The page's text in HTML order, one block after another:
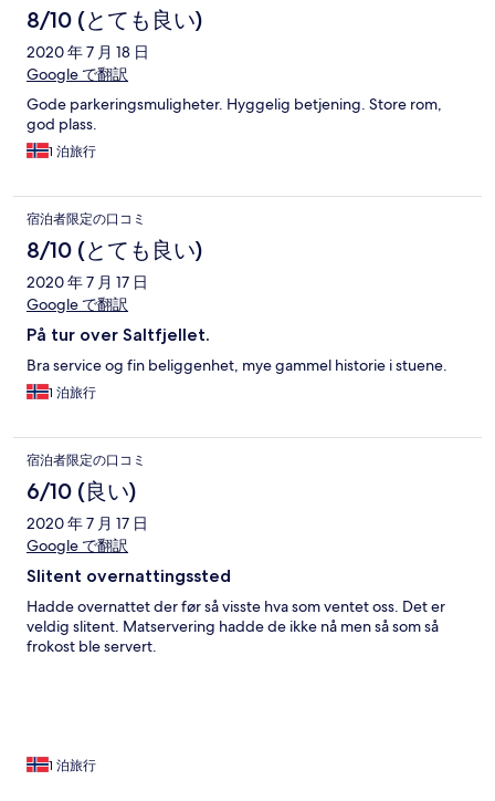
8/10 (とても良い)
2020 年 7 月 18 日
Google で翻訳
Gode parkeringsmuligheter. Hyggelig betjening. Store rom,
god plass.
1 泊旅行
宿泊者限定の口コミ
8/10 (とても良い)
2020 年 7 月 17 日
Google で翻訳
På tur over Saltfjellet.
Bra service og fin beliggenhet, mye gammel historie i stuene.
1 泊旅行
宿泊者限定の口コミ
6/10 (良い)
2020 年 7 月 17 日
Google で翻訳
Slitent overnattingssted
Hadde overnattet der før så visste hva som ventet oss. Det er
veldig slitent. Matservering hadde de ikke nå men så som så
frokost ble servert.
1 泊旅行